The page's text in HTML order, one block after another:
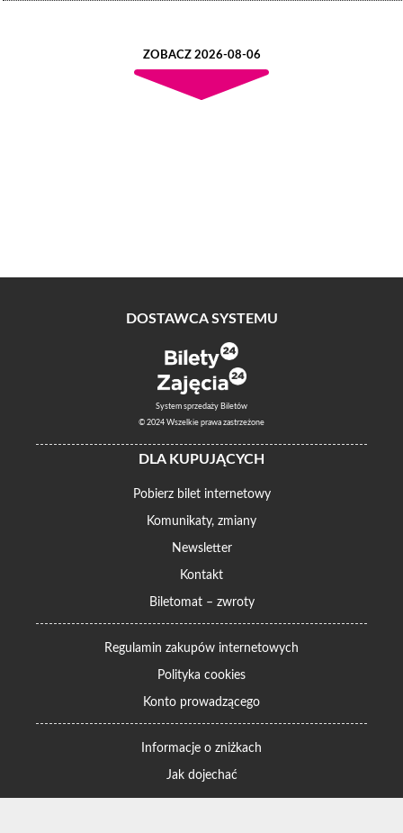
ZOBACZ 2026-08-06
DOSTAWCA SYSTEMU
System sprzedaży Biletów
© 2024 Wszelkie prawa zastrzeżone
DLA KUPUJĄCYCH
Pobierz bilet internetowy
Komunikaty, zmiany
Newsletter
Kontakt
Biletomat – zwroty
Regulamin zakupów internetowych
Polityka cookies
Konto prowadzącego
Informacje o zniżkach
Jak dojechać